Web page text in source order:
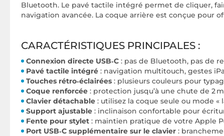
Bluetooth. Le pavé tactile intégré permet de cliquer,
navigation avancée. La coque arrière est conçue pour
CARACTÉRISTIQUES PRINCIPALES :
Connexion directe USB‑C : pas de Bluetooth, pas de
Pavé tactile intégré : navigation multitouch, gestes
Touches rétro‑éclairées : plusieurs couleurs pour
Coque renforcée : protection jusqu’à une chute de 2 m
Clavier détachable : utilisez la coque seule ou mode «
Support ajustable : inclinaison confortable pour
Fente pour stylet : maintien pratique de votre Apple
Port USB‑C supplémentaire sur le clavier :